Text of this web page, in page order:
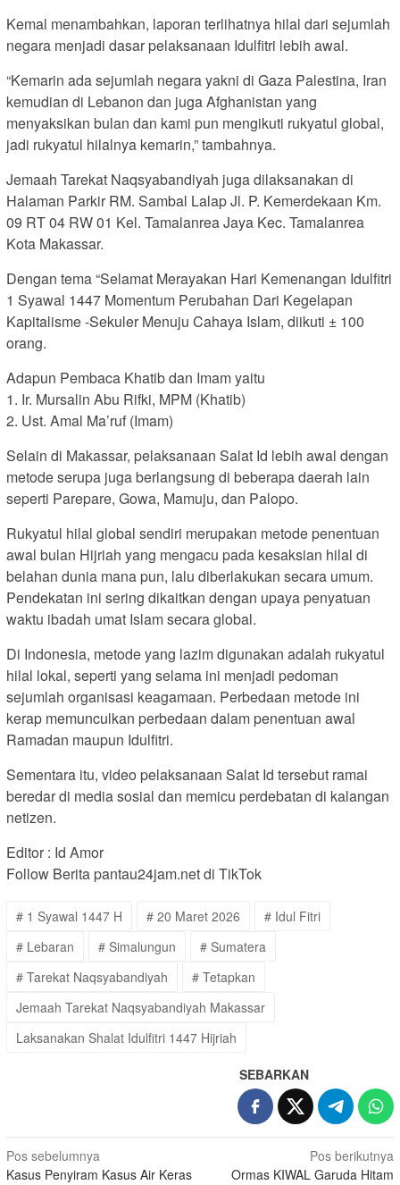
Kemal menambahkan, laporan terlihatnya hilal dari sejumlah
negara menjadi dasar pelaksanaan Idulfitri lebih awal.
“Kemarin ada sejumlah negara yakni di Gaza Palestina, Iran
kemudian di Lebanon dan juga Afghanistan yang
menyaksikan bulan dan kami pun mengikuti rukyatul global,
jadi rukyatul hilalnya kemarin,” tambahnya.
Jemaah Tarekat Naqsyabandiyah juga dilaksanakan di
Halaman Parkir RM. Sambal Lalap Jl. P. Kemerdekaan Km.
09 RT 04 RW 01 Kel. Tamalanrea Jaya Kec. Tamalanrea
Kota Makassar.
Dengan tema “Selamat Merayakan Hari Kemenangan Idulfitri
1 Syawal 1447 Momentum Perubahan Dari Kegelapan
Kapitalisme -Sekuler Menuju Cahaya Islam, diikuti ± 100
orang.
Adapun Pembaca Khatib dan Imam yaitu
1. Ir. Mursalin Abu Rifki, MPM (Khatib)
2. Ust. Amal Ma’ruf (Imam)
Selain di Makassar, pelaksanaan Salat Id lebih awal dengan
metode serupa juga berlangsung di beberapa daerah lain
seperti Parepare, Gowa, Mamuju, dan Palopo.
Rukyatul hilal global sendiri merupakan metode penentuan
awal bulan Hijriah yang mengacu pada kesaksian hilal di
belahan dunia mana pun, lalu diberlakukan secara umum.
Pendekatan ini sering dikaitkan dengan upaya penyatuan
waktu ibadah umat Islam secara global.
Di Indonesia, metode yang lazim digunakan adalah rukyatul
hilal lokal, seperti yang selama ini menjadi pedoman
sejumlah organisasi keagamaan. Perbedaan metode ini
kerap memunculkan perbedaan dalam penentuan awal
Ramadan maupun Idulfitri.
Sementara itu, video pelaksanaan Salat Id tersebut ramai
beredar di media sosial dan memicu perdebatan di kalangan
netizen.
Editor : Id Amor
Follow Berita pantau24jam.net di TikTok
# 1 Syawal 1447 H # 20 Maret 2026
# Idul Fitri
# Lebaran
# Simalungun
# Sumatera
# Tarekat Naqsyabandiyah
# Tetapkan
Jemaah Tarekat Naqsyabandiyah Makassar
Laksanakan Shalat Idulfitri 1447 Hijriah
SEBARKAN
Navigasi
Pos sebelumnya
Kasus Penyiram Kasus Air Keras
Pos berikutnya
Ormas KIWAL Garuda Hitam